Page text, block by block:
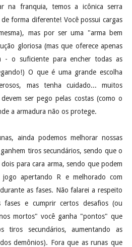
na franquia, temos a icônica serra
forma diferente! Você possui cargas
mas por ser uma "arma bem
gloriosa (mas que oferece apenas
- o suficiente para encher todas as
O que é uma grande escolha
mas tenha cuidado... muitos
ser pego pelas costas (como o
a armadura não os protege.
ainda podemos melhorar nossas
tiros secundários, sendo que o
para cara arma, sendo que podem
apertando R e melhorado com
as fases. Não falarei a respeito
fases e cumprir certos desafios (ou
mortos" você ganha "pontos" que
tiros secundários, aumentando as
demônios). Fora que as runas que